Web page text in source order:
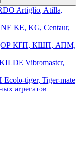
Artiglio, Atilla,
KE, KG, Centaur,
КГП, КШП, АПМ,
Vibromaster,
Ecolo-tiger, Tiger-mate
агрегатов